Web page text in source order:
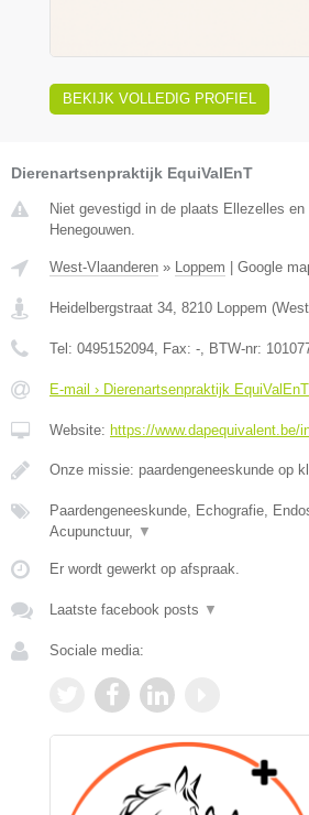
BEKIJK VOLLEDIG PROFIEL
Dierenartsenpraktijk EquiValEnT
Niet gevestigd in de plaats Ellezelles
Henegouwen.
West-Vlaanderen » Loppem Google
Heidelbergstraat 34, 8210 Loppem (
Tel: 0495152094, Fax: -, BTW-nr:
E-mail › Dierenartsenpraktijk EquiValEnT
Website: https://www.dapequivalent.be/
Onze missie: paardengeneeskunde op
Paardengeneeskunde, Echografie,
Acupunctuur, ▼
Er wordt gewerkt op afspraak.
Laatste facebook posts ▼
Sociale media: